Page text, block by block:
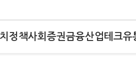
정책사회 증권금융산업테크유